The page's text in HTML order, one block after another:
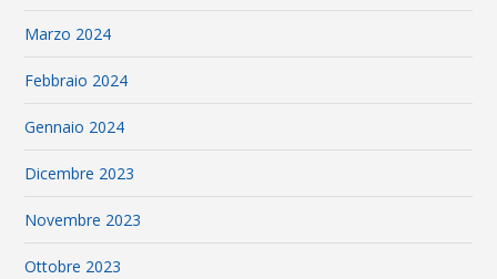
Marzo 2024
Febbraio 2024
Gennaio 2024
Dicembre 2023
Novembre 2023
Ottobre 2023